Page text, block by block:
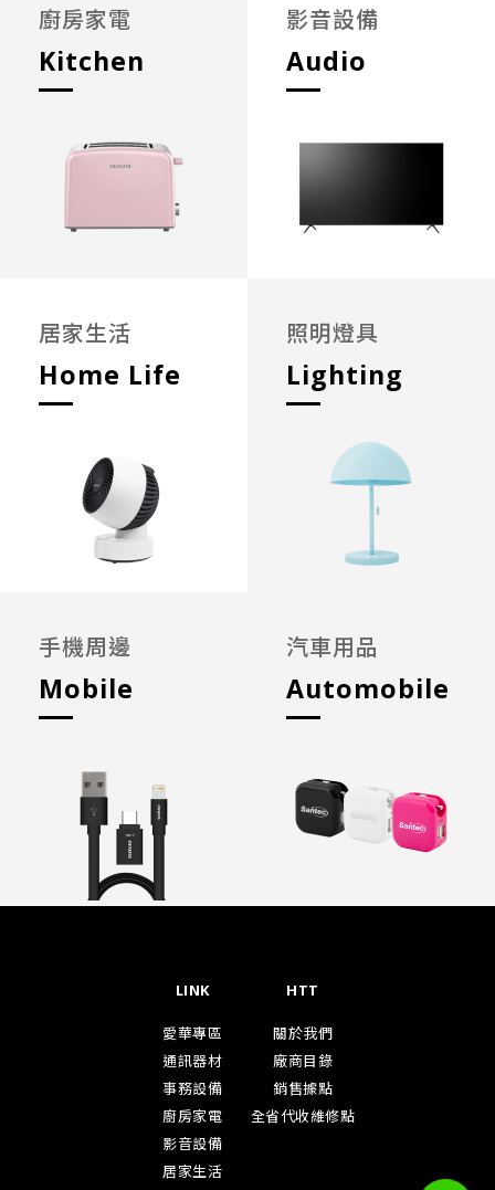
廚房家電
Kitchen
影音設備
Audio
居家生活
Home Life
照明燈具
Lighting
手機周邊
Mobile
汽車用品
Automobile
LINK
愛華專區
通訊器材
事務設備
廚房家電
影音設備
居家生活
HTT
關於我們
廠商目錄
銷售據點
全省代收維修點